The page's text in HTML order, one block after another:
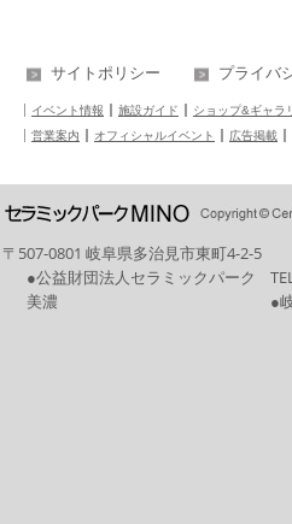
サイトポリシー プライバ
イベント情報 施設ガイド ショップ&ギャラ
営業案内
オフィシャルイベント 広告掲載
〒507-0801 岐阜県多治見市東町4-2-5
●公益財団法人セラミックパーク
美濃
●